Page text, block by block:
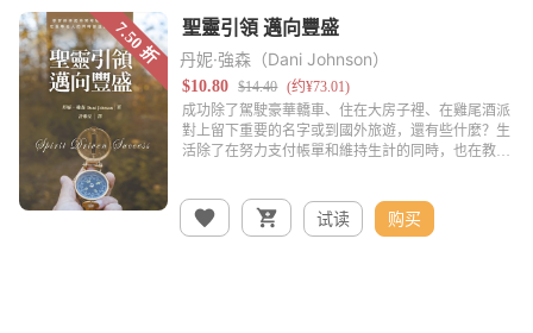
丹妮·強森（Dani Johnson）
试读 购买